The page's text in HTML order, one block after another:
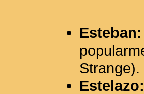
Esteban:
Strange).